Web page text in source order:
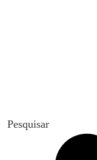
Pesquisar